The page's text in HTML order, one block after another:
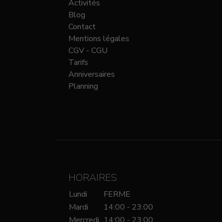
Activités
Blog
Contact
Mentions légales
CGV - CGU
Tarifs
Anniversaires
Planning
HORAIRES
Lundi
FERME
Mardi
14:00 - 23:00